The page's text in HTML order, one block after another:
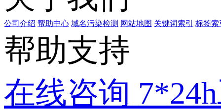
公司介绍 帮助中心 域名污染检测 网站地图 关键词索引 标签索
帮助支持
在线咨询